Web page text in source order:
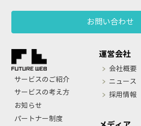
お問い合わせ
サービスのご紹介
サービスの考え方
お知らせ
パートナー制度
運営会社
会社概要
ニュース
採用情報